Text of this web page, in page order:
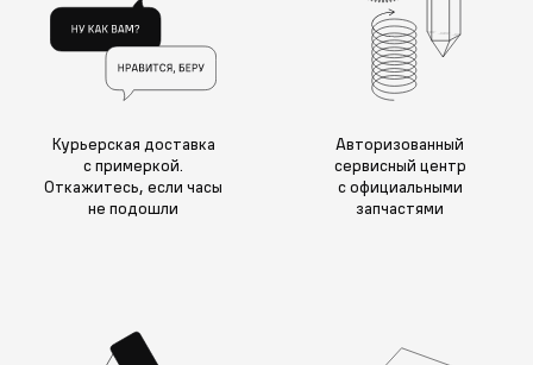
Курьерская доставка
с примеркой.
Откажитесь, если часы
не подошли
Авторизованный
сервисный центр
с официальными
запчастями